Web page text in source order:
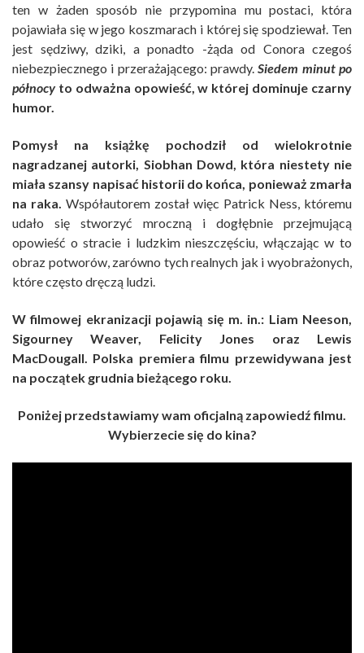
ten w żaden sposób nie przypomina mu postaci, która
pojawiała się w jego koszmarach i której się spodziewał. Ten
jest sędziwy, dziki, a ponadto -żąda od Conora czegoś
niebezpiecznego i przerażającego: prawdy.Siedem minut po
północy to odważna opowieść, w której dominuje czarny
humor.
Pomysł na książkę pochodził od wielokrotnie
nagradzanej autorki, Siobhan Dowd, która niestety nie
miała szansy napisać historii do końca, ponieważ zmarła
na raka. Współautorem został więc Patrick Ness, któremu
udało się stworzyć mroczną i dogłębnie przejmującą
opowieść o stracie i ludzkim nieszczęściu, włączając w to
obraz potworów, zarówno tych realnych jak i wyobrażonych,
które często dręczą ludzi.
W filmowej ekranizacji pojawią się m. in.: Liam Neeson,
Sigourney Weaver, Felicity Jones oraz Lewis
MacDougall. Polska premiera filmu przewidywana jest
na początek grudnia bieżącego roku.
Poniżej przedstawiamy wam oficjalną zapowiedź filmu.
Wybierzecie się do kina?